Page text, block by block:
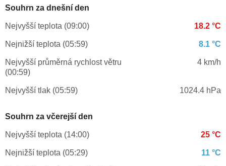
Souhrn za dnešní den
Nejvyšší teplota (09:00) 18.2 °C
Nejnižší teplota (05:59) 8.1 °C
Nejvyšší průměrná rychlost větru
(00:59)
4 km/h
Nejvyšší tlak (05:59) 1024.4 hPa
Souhrn za včerejší den
Nejvyšší teplota (14:00) 25 °C
Nejnižší teplota (05:29) 11 °C